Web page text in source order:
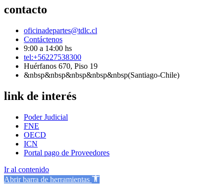
contacto
oficinadepartes@tdlc.cl
Contáctenos
9:00 a 14:00 hs
tel:+56227538300
Huérfanos 670, Piso 19
&nbsp&nbsp&nbsp&nbsp&nbsp(Santiago-Chile)
link de interés
Poder Judicial
FNE
OECD
ICN
Portal pago de Proveedores
Ir al contenido
Abrir barra de herramientas